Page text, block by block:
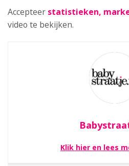
Accepteer statistieken,
video te bekijken.
Klik hier en lees